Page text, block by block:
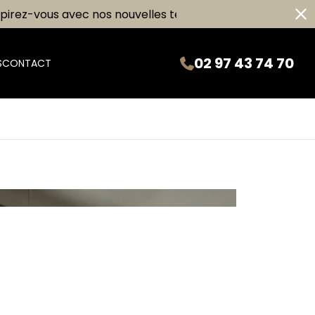
vous avec nos nouvelles tendances d’escalier !
CONTACT 02 97 43 74 70